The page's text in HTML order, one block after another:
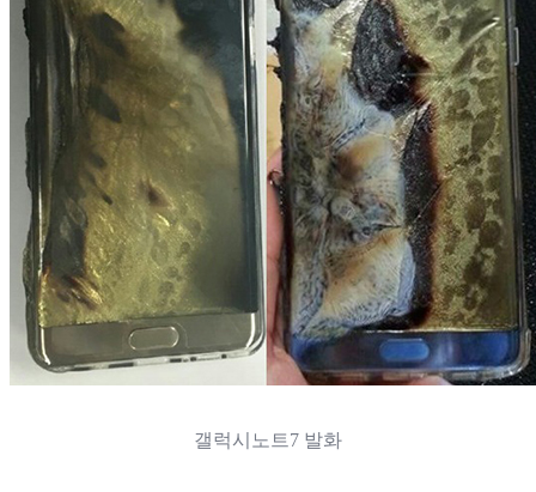
갤럭시노트7 발화